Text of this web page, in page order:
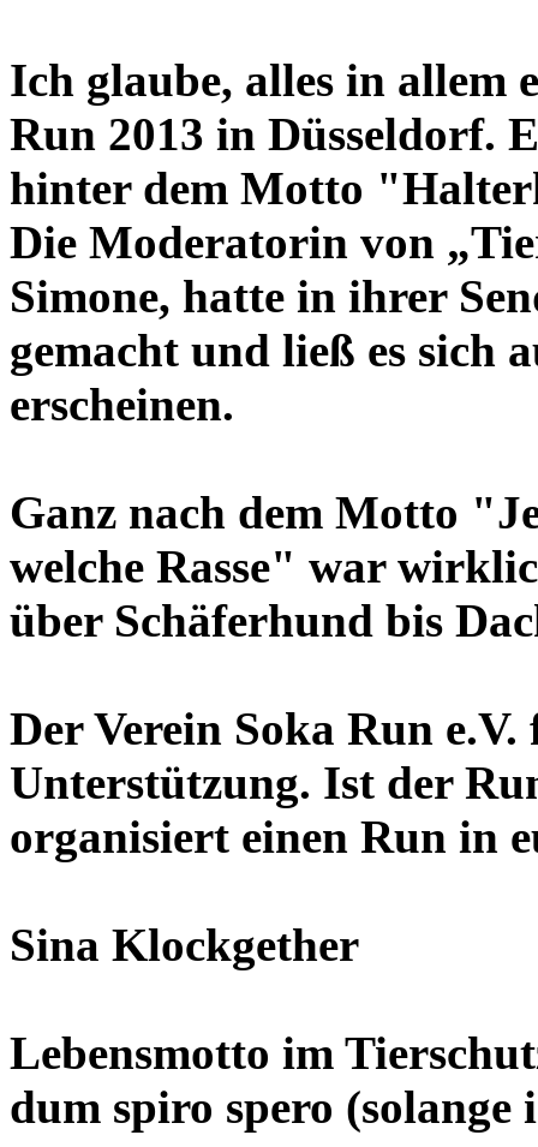
Ich glaube, alles in allem
Run 2013 in Düsseldorf.
hinter dem Motto
Die Moderatorin von
Simone, hatte in ihrer
gemacht und ließ es sich
erscheinen.
Ganz nach dem Motto
welche Rasse" war
über Schäferhund bis
Der Verein Soka Run
Unterstützung. Ist der
organisiert einen Run in
Sina Klockgether
Lebensmotto im
dum spiro spero (solange